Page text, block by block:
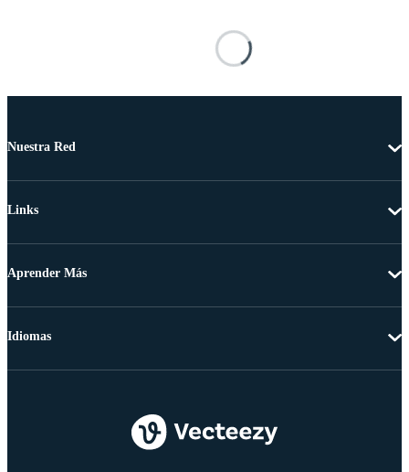
Nuestra Red
Links
Aprender Más
Idiomas